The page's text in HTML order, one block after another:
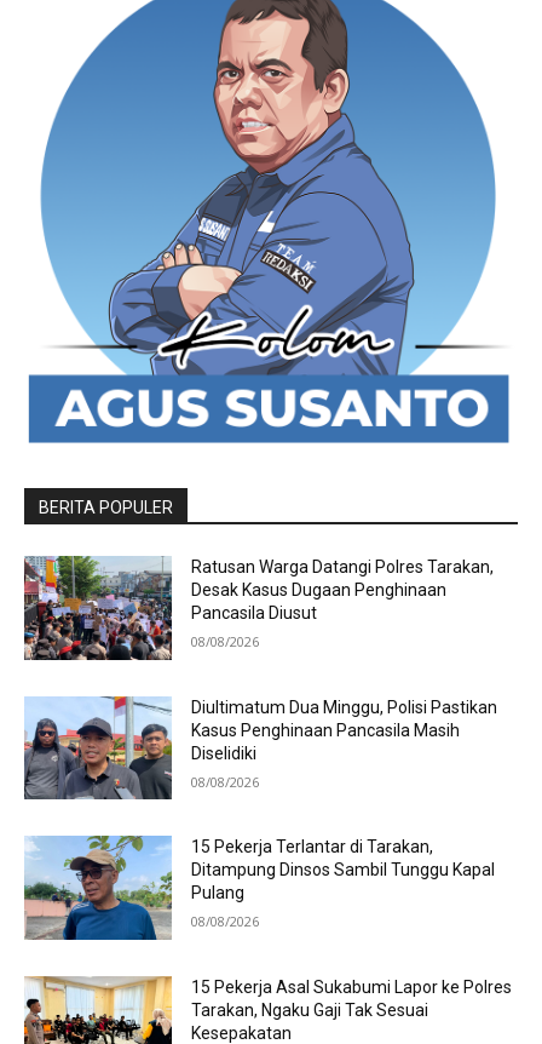
BERITA POPULER
Ratusan Warga Datangi Polres Tarakan,
Desak Kasus Dugaan Penghinaan
Pancasila Diusut
08/08/2026
Diultimatum Dua Minggu, Polisi Pastikan
Kasus Penghinaan Pancasila Masih
Diselidiki
08/08/2026
15 Pekerja Terlantar di Tarakan,
Ditampung Dinsos Sambil Tunggu Kapal
Pulang
08/08/2026
15 Pekerja Asal Sukabumi Lapor ke Polres
Tarakan, Ngaku Gaji Tak Sesuai
Kesepakatan